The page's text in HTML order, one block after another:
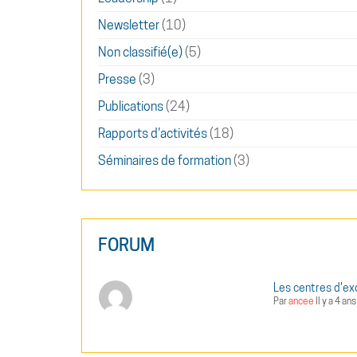
Newsletter(10)
Non classifié(e)(5)
Presse (3)
Publications(24)
Rapports d'activités(18)
Séminaires de formation(3)
FORUM
Les centres
Parancee Il y a 4 ans